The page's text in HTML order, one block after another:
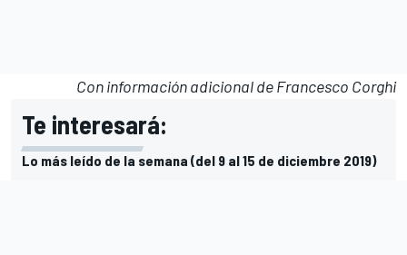
Con información adicional de Francesco Corghi
Te interesará:
Lo más leído de la semana (del 9 al 15 de diciembre 2019)